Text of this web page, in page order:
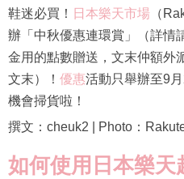
鞋迷必買！
日本樂天市場 （
辦「中秋優惠連環賞」（詳情
金用的點數贈送，文末仲額外
文末）！ 優惠活動只舉辦至9
機會掃貨啦！
撰文：cheuk2 | Photo：
如何使用日本樂天